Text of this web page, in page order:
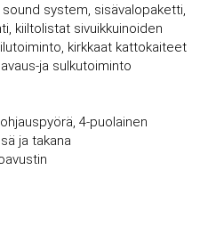
system, sisävalopaketti,
kiiltolistat sivuikkuinoiden
kirkkaat kattokaiteet
ja sulkutoiminto
4-puolainen
ja takana